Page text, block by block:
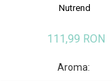
Nutrend
111,99 RON
Aroma: